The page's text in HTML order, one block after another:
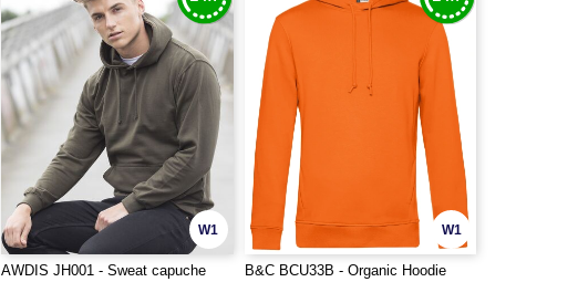
W1
AWDIS JH001 - Sweat capuche
W1
B&C BCU33B - Organic Hoodie